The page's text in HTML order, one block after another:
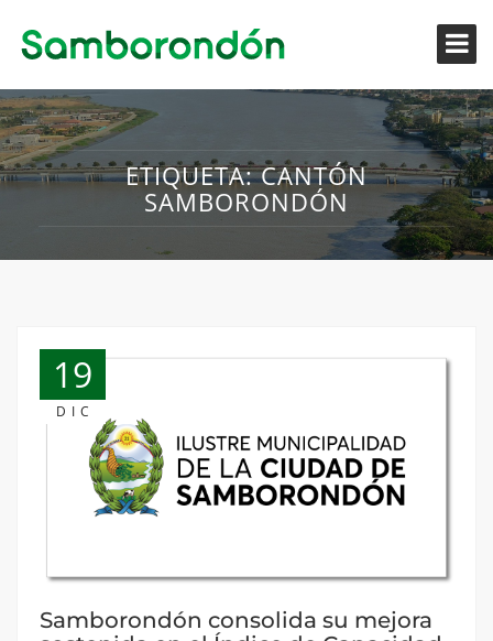
ETIQUETA:CANTÓN
SAMBORONDÓN
19
DIC
Samborondón consolida su mejora